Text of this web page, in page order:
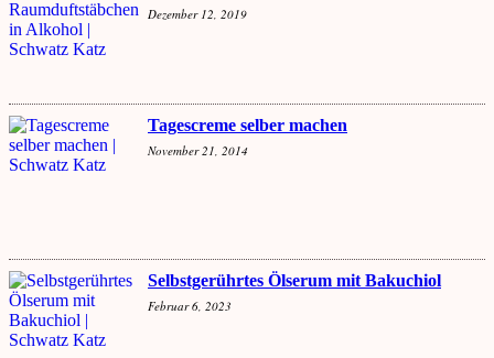
Dezember 12, 2019
Tagescreme selber machen
November 21, 2014
Selbstgerührtes Ölserum mit Bakuchiol
Februar 6, 2023